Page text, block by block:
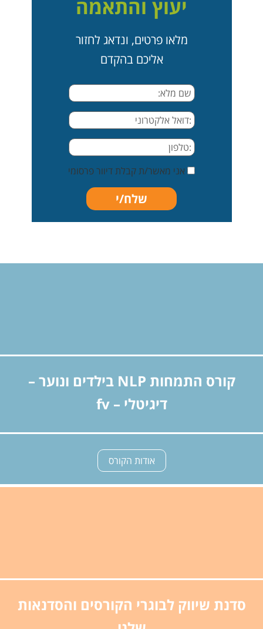
יעוץ והתאמה
מלאו פרטים, ונדאג לחזור
אליכם בהקדם
אני מאשר/ת קבלת דיוור פרסומי
קורס התמחות NLP בילדים ונוער –
דיגיטלי – fv
אודות הקורס
סדנת שיווק לבוגרי הקורסים והסדנאות